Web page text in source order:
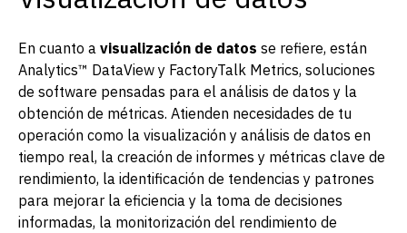
En cuanto a visualización de datos se refiere, están
Analytics™ DataView y FactoryTalk Metrics, soluciones
de software pensadas para el análisis de datos y la
obtención de métricas. Atienden necesidades de tu
operación como la visualización y análisis de datos en
tiempo real, la creación de informes y métricas clave de
rendimiento, la identificación de tendencias y patrones
para mejorar la eficiencia y la toma de decisiones
informadas, la monitorización del rendimiento de